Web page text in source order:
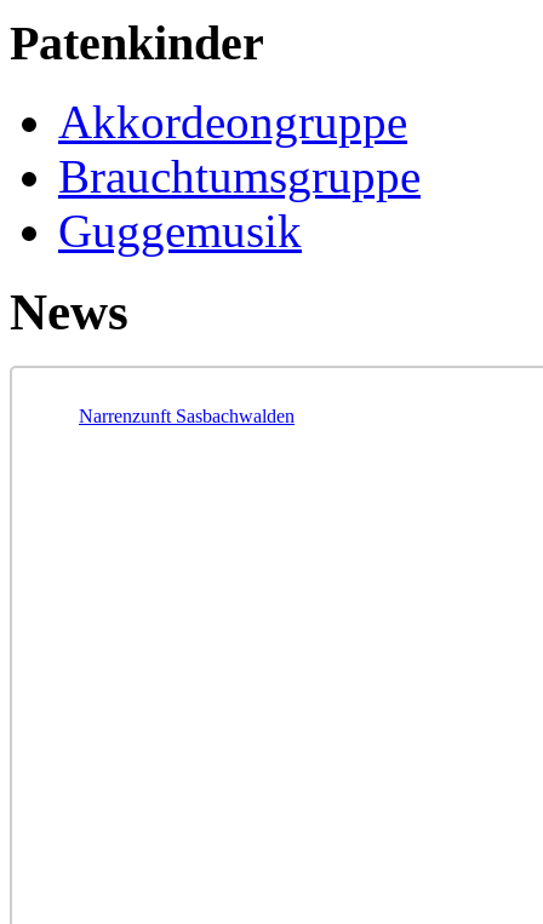
Patenkinder
Akkordeongruppe
Brauchtumsgruppe
Guggemusik
News
Narrenzunft Sasbachwalden